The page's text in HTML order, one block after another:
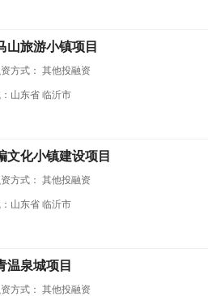
山旅游小镇项目
方式： 其他投融资
：山东省 临沂市
文化小镇建设项目
方式： 其他投融资
：山东省 临沂市
温泉城项目
方式： 其他投融资